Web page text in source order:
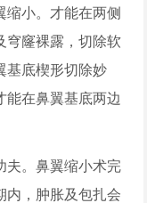
缩小。才能在两侧
穹窿裸露，切除软
基底楔形切除妙
能在鼻翼基底两边
夫。鼻翼缩小术完
内，肿胀及包扎会